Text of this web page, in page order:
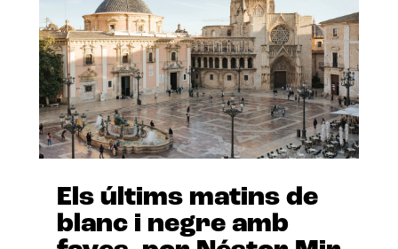
Els últims matins de
blanc i negre amb